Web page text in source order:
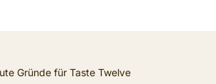
Gründe für Taste Twelve